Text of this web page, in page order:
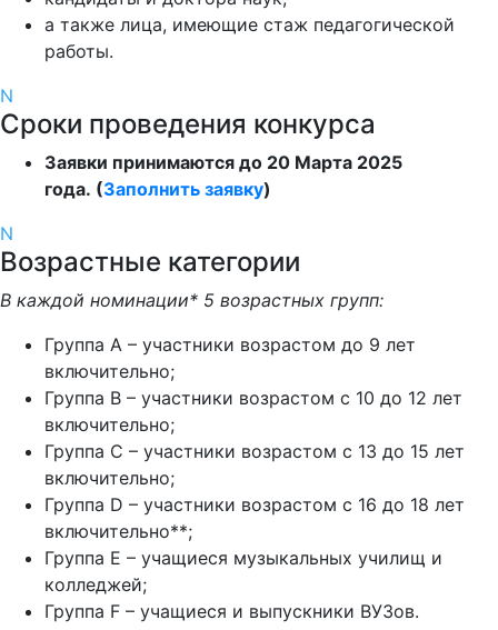
а также лица, имеющие стаж педагогической
работы.
N
Сроки проведения конкурса
Заявки принимаются до 20 Марта 2025
года. (Заполнить заявку)
N
Возрастные категории
В каждой номинации* 5 возрастных групп:
Группа A – участники возрастом до 9 лет
включительно;
Группа B – участники возрастом с 10 до 12 лет
включительно;
Группа C – участники возрастом с 13 до 15 лет
включительно;
Группа D – участники возрастом с 16 до 18 лет
включительно**;
Группа E – учащиеся музыкальных училищ и
колледжей;
Группа F – учащиеся и выпускники ВУЗов.